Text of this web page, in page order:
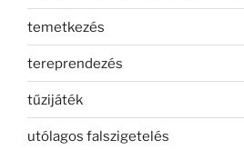
temetkezés
tereprendezés
tűzijáték
utólagos falszigetelés